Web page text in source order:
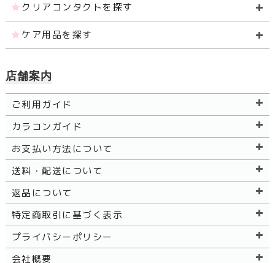
クリアコンタクトを探す
ケア用品を探す
店舗案内
ご利用ガイド
カラコンガイド
お支払い方法について
送料・配送について
返品について
特定商取引に基づく表示
プライバシーポリシー
会社概要